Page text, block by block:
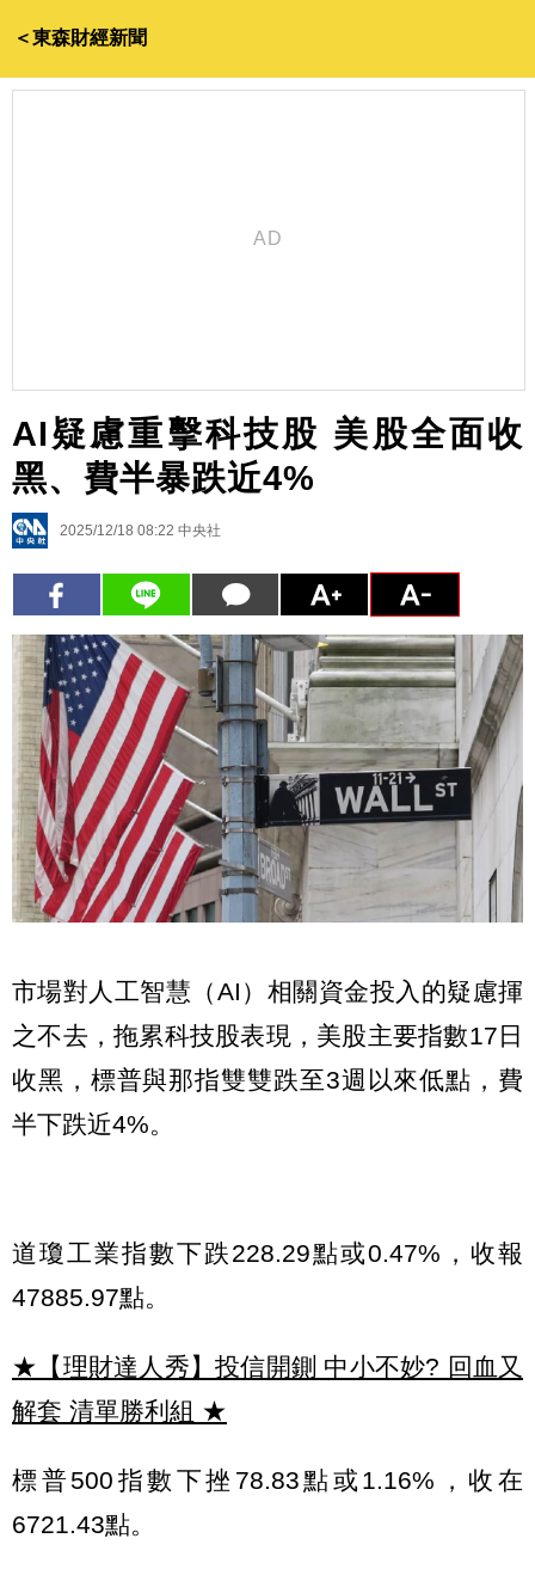
＜東森財經新聞
AI疑慮重擊科技股 美股全面收
黑、費半暴跌近4%
2025/12/18 08:22 中央社
市場對人工智慧（AI）相關資金投入的疑慮揮
之不去，拖累科技股表現，美股主要指數17日
收黑，標普與那指雙雙跌至3週以來低點，費
半下跌近4%。
道瓊工業指數下跌228.29點或0.47%，收報
47885.97點。
★【理財達人秀】投信開鍘 中小不妙? 回血又
解套 清單勝利組 ★
標普500指數下挫78.83點或1.16%，收在
6721.43點。